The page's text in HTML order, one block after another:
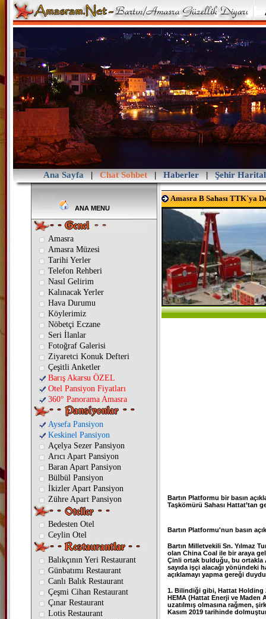
Ana Sayfa | Chat Sohbet |Haberler |Şehir
ANA MENU
Amasra
Amasra Müzesi
Tarihi Yerler
Telefon Rehberi
Nasıl Gelirim
Kalınacak Yerler
Hava Durumu
Köylerimiz
Nöbetçi Eczane
Seri İlanlar
Fotoğraf Galerisi
Ziyaretci Konuk Defteri
Çeşitli Anketler
Barış Akarsu ÖZEL
Otel Pansiyon Fiyatları
360° Panorama Amasra
Aysefa Pansiyon
Keskinel Pansiyon
Açelya Sezer Pansiyon
Arıcı Apart Pansiyon
Baran Apart Pansiyon
Bülbül Pansiyon
İkizler Apart Pansiyon
Zühre Apart Pansiyon
Bedesten Otel
Ceylin Otel
Balıkçının Yeri Restaurant
Günbatımı Restaurant
Canlı Balık Restaurant
Çeşmi Cihan Restaurant
Çınar Restaurant
Lotis Restaurant
Amasra B Sahası TTK`ya
Bartın Platformu bir basın
Taşkömürü Sahası Hattat’tan
Bartın Platformu'nun basın
Bartın Milletvekili Sn. Yılmaz
olan China Coal ile bir araya
Çinli ortak bulduğu, bu ortakla
sayıda işçi alacağı yönündeki
açıklamayı yapma gereği
1. Bilindiği gibi, Hattat Holding
HEMA (Hattat Enerji ve Maden
uzatılmış olmasına rağmen,
Kasım 2019 tarihinde